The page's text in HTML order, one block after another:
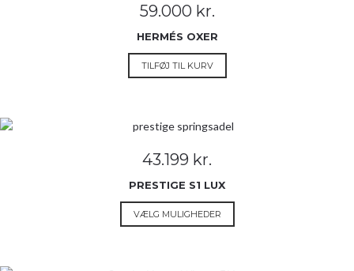
59.000 kr.
HERMÉS OXER
TILFØJ TIL KURV
43.199 kr.
PRESTIGE S1 LUX
VÆLG MULIGHEDER
vare